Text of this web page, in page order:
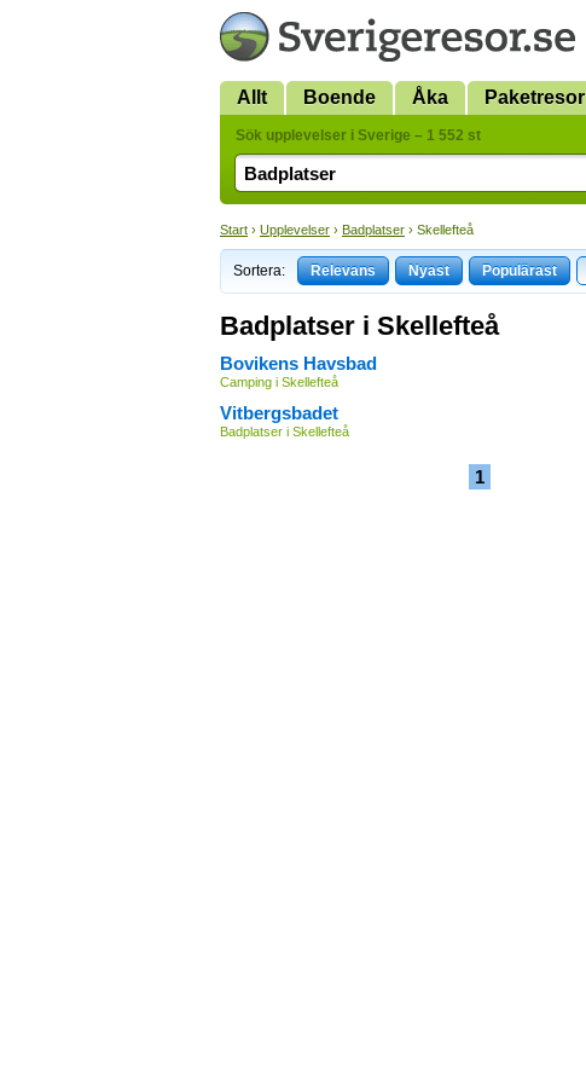
Allt Boende Åka Paketresor
Sök upplevelser i Sverige – 1 552 st
Start › Upplevelser › Badplatser › Skellefteå
Sortera: Relevans Nyast Populärast
Badplatser i Skellefteå
Bovikens Havsbad
Camping i Skellefteå
Vitbergsbadet
Badplatser i Skellefteå
1